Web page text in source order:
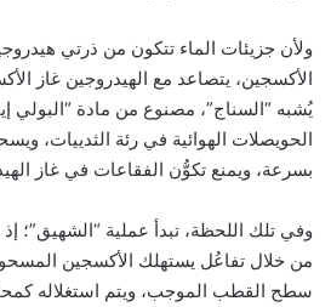
ولأن جزيئات الماء تتكون من ذرتي
الأكسجين، يتصاعد مع الهيدروجين غاز
يُشبه “السناج”، مصنوع من مادة “البولي
الحويصلات الهوائية في رئة الثدييات،
بسرعة، ويمنع تكوُّن الفقاعات في غاز
وفي تلك اللحظة، تبدأ عملية “الشهيق”؛ إذ
من خلال تفاعُل يستهلك الأكسجين
سطح القطب الموجب، ويتم استغلاله